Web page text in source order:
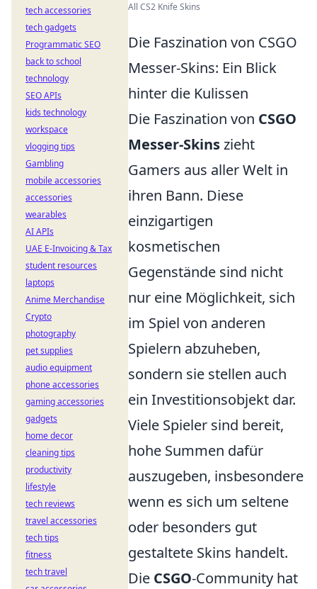
All CS2 Knife Skins
Die Faszination von CSGO
Messer-Skins: Ein Blick
hinter die Kulissen
Die Faszination von CSGO
Messer-Skinszieht
Gamers aus aller Welt in
ihren Bann. Diese
einzigartigen
kosmetischen
Gegenstände sind nicht
nur eine Möglichkeit, sich
im Spiel von anderen
Spielern abzuheben,
sondern sie stellen auch
ein Investitionsobjekt dar.
Viele Spieler sind bereit,
hohe Summen dafür
auszugeben, insbesondere
wenn es sich um seltene
oder besonders gut
gestaltete Skins handelt.
Die CSGO-Community hat
tech accessories
tech gadgets
Programmatic SEO
back to school
technology
SEO APIs
kids technology
workspace
vlogging tips
Gambling
mobile accessories
accessories
wearables
AI APIs
UAE E-Invoicing & Tax
student resources
laptops
Anime Merchandise
Crypto
photography
pet supplies
audio equipment
phone accessories
gaming accessories
gadgets
home decor
cleaning tips
productivity
lifestyle
tech reviews
travel accessories
tech tips
fitness
tech travel